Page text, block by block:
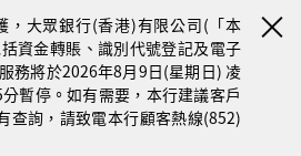
，大眾銀行(香港)有限公司(「本
資金轉賬、識別代號登記及電子
務將於2026年8月9日(星期日) 凌
暫停。如有需要，本行建議客戶
查詢，請致電本行顧客熱線(852)